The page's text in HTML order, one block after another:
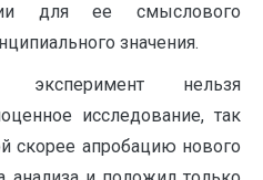
для ее смыслового
значения.
эксперимент нельзя
исследование, так
скорее апробацию нового